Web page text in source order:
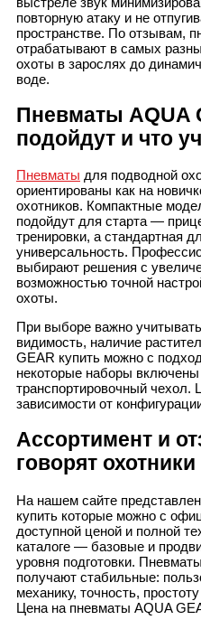
повторную атаку и не
пространстве. По отзывам,
отрабатывают в самых
охоты в зарослях до
воде.
Пневматы AQUA
подойдут и что
Пневматы для подводной
ориентированы как на
охотников. Компактные
подойдут для старта —
тренировки, а стандартная
универсальность.
выбирают решения с
возможностью точной
охоты.
При выборе важно
видимость, наличие
GEAR купить можно с
некоторые наборы включены
транспортировочный чехол.
зависимости от
Ассортимент и
говорят охотники
На нашем сайте
купить которые можно с
доступной ценой и полной
каталоге — базовые и
уровня подготовки.
получают стабильные:
механику, точность,
Цена на пневматы AQUA